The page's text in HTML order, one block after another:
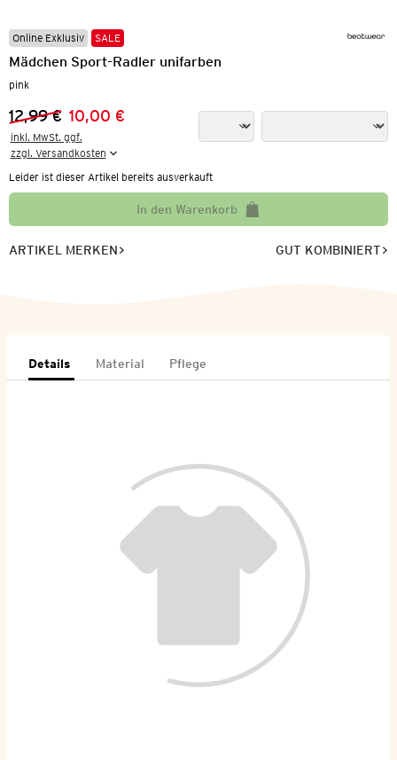
Online Exklusiv SALE
Mädchen Sport-Radler unifarben
pink
Vorheriger Preis:
12,99 €
Neuer Preis:
10,00 €
inkl. MwSt. ggf.
zzgl. Versandkosten
Leider ist dieser Artikel bereits ausverkauft
In den Warenkorb
ARTIKEL MERKEN GUT KOMBINIERT
Details Material Pflege